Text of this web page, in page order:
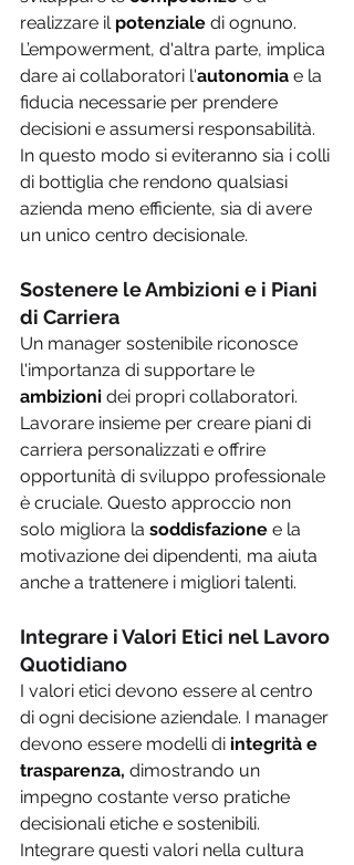
realizzare il potenziale di ognuno.
L’empowerment, d'altra parte, implica
dare ai collaboratori l'autonomia e la
fiducia necessarie per prendere
decisioni e assumersi responsabilità.
In questo modo si eviteranno sia i colli
di bottiglia che rendono qualsiasi
azienda meno efficiente, sia di avere
un unico centro decisionale.
Sostenere le Ambizioni e i Piani
di Carriera
Un manager sostenibile riconosce
l'importanza di supportare le
ambizioni dei propri collaboratori.
Lavorare insieme per creare piani di
carriera personalizzati e offrire
opportunità di sviluppo professionale
è cruciale. Questo approccio non
solo migliora la soddisfazione e la
motivazione dei dipendenti, ma aiuta
anche a trattenere i migliori talenti.
Integrare i Valori Etici nel Lavoro
Quotidiano
I valori etici devono essere al centro
di ogni decisione aziendale. I manager
devono essere modelli di integrità e
trasparenza, dimostrando un
impegno costante verso pratiche
decisionali etiche e sostenibili.
Integrare questi valori nella cultura